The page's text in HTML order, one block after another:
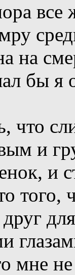
все
на
бы я
что
и
и
того,
мне не